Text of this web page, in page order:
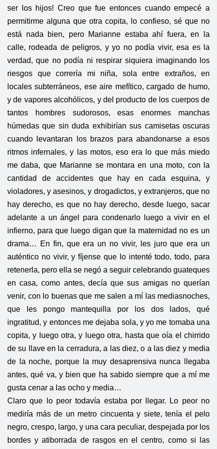
ser los hijos! Creo que fue entonces cuando empecé a
permitirme alguna que otra copita, lo confieso, sé que no
está nada bien, pero Marianne estaba ahí fuera, en la
calle, rodeada de peligros, y yo no podía vivir, esa es la
verdad, que no podía ni respirar siquiera imaginando los
riesgos que correría mi niña, sola entre extraños, en
locales subterráneos, ese aire mefítico, cargado de humo,
y de vapores alcohólicos, y del producto de los cuerpos de
tantos hombres sudorosos, esas enormes manchas
húmedas que sin duda exhibirían sus camisetas oscuras
cuando levantaran los brazos para abandonarse a esos
ritmos infernales, y las motos, eso era lo que más miedo
me daba, que Marianne se montara en una moto, con la
cantidad de accidentes que hay en cada esquina, y
violadores, y asesinos, y drogadictos, y extranjeros, que no
hay derecho, es que no hay derecho, desde luego, sacar
adelante a un ángel para condenarlo luego a vivir en el
infierno, para que luego digan que la maternidad no es un
drama… En fin, que era un no vivir, les juro que era un
auténtico no vivir, y fíjense que lo intenté todo, todo, para
retenerla, pero ella se negó a seguir celebrando guateques
en casa, como antes, decía que sus amigas no querían
venir, con lo buenas que me salen a mí las mediasnoches,
que les pongo mantequilla por los dos lados, qué
ingratitud, y entonces me dejaba sola, y yo me tomaba una
copita, y luego otra, y luego otra, hasta que oía el chirrido
de su llave en la cerradura, a las diez, o a las diez y media
de la noche, porque la muy desaprensiva nunca llegaba
antes, qué va, y bien que ha sabido siempre que a mí me
gusta cenar a las ocho y media…
Claro que lo peor todavía estaba por llegar. Lo peor no
mediría más de un metro cincuenta y siete, tenía el pelo
negro, crespo, largo, y una cara peculiar, despejada por los
bordes y atiborrada de rasgos en el centro, como si las